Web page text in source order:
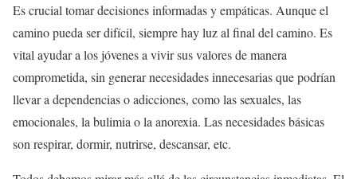
Es crucial tomar decisiones informadas y empáticas. Aunque el
camino pueda ser difícil, siempre hay luz al final del camino. Es
vital ayudar a los jóvenes a vivir sus valores de manera
comprometida, sin generar necesidades innecesarias que podrían
llevar a dependencias o adicciones, como las sexuales, las
emocionales, la bulimia o la anorexia. Las necesidades básicas
son respirar, dormir, nutrirse, descansar, etc.